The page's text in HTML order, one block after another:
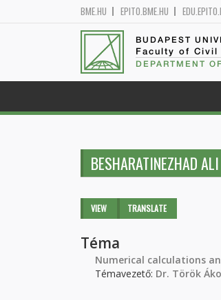
BME.HU EPITO.BME.HU
BUDAPEST
Faculty of Civil
DEPARTMENT
BESHARATINEZHAD ALI
Primary tabs
VIEW (ACTIVETRANSLATE
Téma
Numerical calculations
Témavezető: Dr. Török